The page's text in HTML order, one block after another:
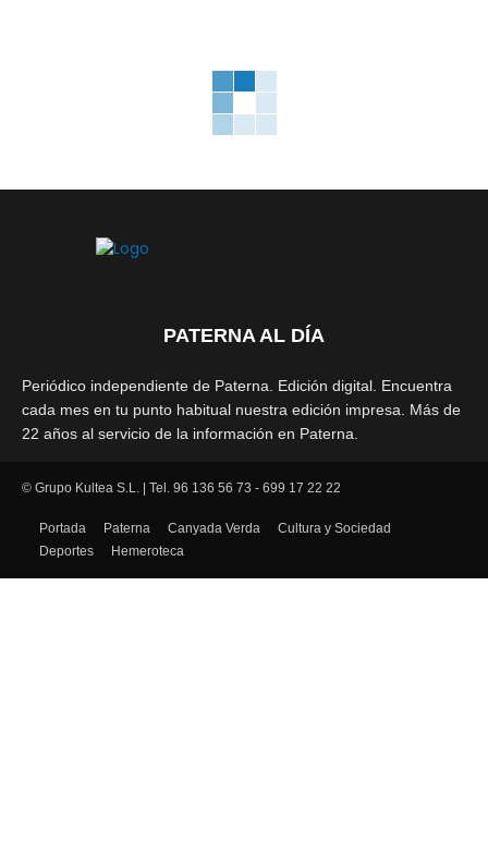
PATERNA AL DÍA
Periódico independiente de Paterna. Edición digital. Encuentra
cada mes en tu punto habitual nuestra edición impresa. Más de
22 años al servicio de la información en Paterna.
SÍGUENOS
© Grupo Kultea S.L. | Tel. 96 136 56 73 - 699 17 22 22
Portada Paterna Canyada Verda
Cultura y Sociedad
Deportes
Hemeroteca